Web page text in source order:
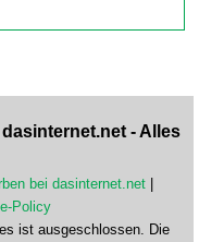
dasinternet.net - Alles
bei dasinternet.net |
Policy
ist ausgeschlossen. Die